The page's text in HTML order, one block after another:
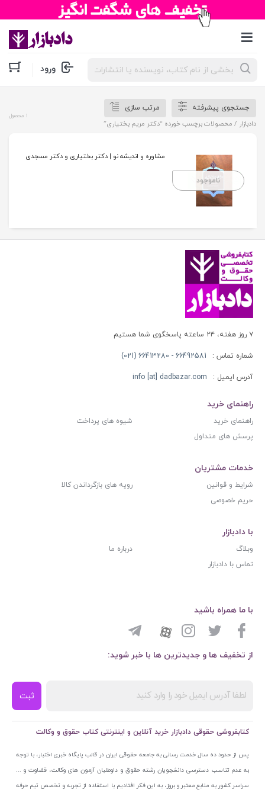
جستجوی
محصولات ورود
جستجوی پیشرفته
مرتب سازی
دادبازار / محصولات برچسب خورده “دکتر مریم بختیاری”
1 محصول
ناموجود
مشاوره و اندیشه نو | دکتر بختیاری و دکتر مسجدی
۷ روز هفته، ۲۴ ساعته پاسخگوی شما هستیم
شماره تماس : 66492581 - 66413280 (021)
آدرس ایمیل : info [at] dadbazar.com
راهنمای خرید
راهنمای خرید
شیوه های پرداخت
پرسش های متداول
خدمات مشتریان
شرایط و قوانین
رویه های بازگرداندن کالا
حریم خصوصی
با دادبازار
وبلاگ
درباره ما
تماس با دادبازار
از تخفیف ها و جدیدترین ها با خبر شوید:
ثبت
با ما همراه باشید
کتابفروشی حقوقی دادبازار خرید آنلاین و اینترنتی کتاب حقوق و وکالت
پس از حدود ده سال خدمت رسانی به جامعه حقوقی ایران در قالب پایگاه خبری اختبار، با توجه
به عدم تناسب دسترسی دانشجویان رشته حقوق و داوطلبان آزمون های وکالت، قضاوت و ...
سراسر کشور به منابع معتبر و بروز، به این فکر افتادیم با استفاده از تجربه و تخصص تیم حرفه